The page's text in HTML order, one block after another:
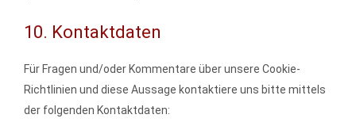
10. Kontaktdaten
Für Fragen und/oder Kommentare über unsere Cookie-
Richtlinien und diese Aussage kontaktiere uns bitte mittels
der folgenden Kontaktdaten: